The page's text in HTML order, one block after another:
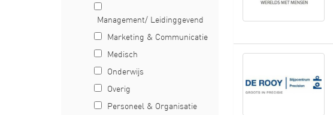
Management/ Leidinggevend
Marketing & Communicatie
Medisch
Onderwijs
Overig
Personeel & Organisatie